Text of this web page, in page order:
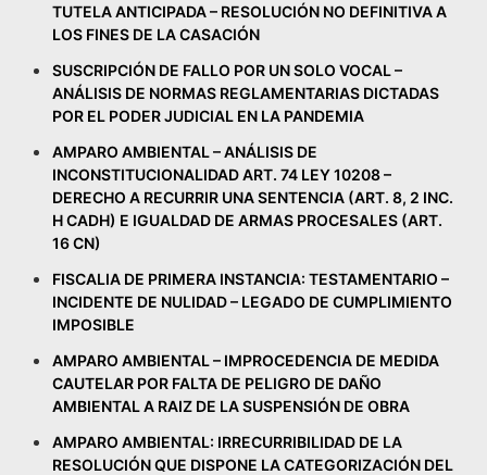
TUTELA ANTICIPADA – RESOLUCIÓN NO DEFINITIVA A
LOS FINES DE LA CASACIÓN
SUSCRIPCIÓN DE FALLO POR UN SOLO VOCAL –
ANÁLISIS DE NORMAS REGLAMENTARIAS DICTADAS
POR EL PODER JUDICIAL EN LA PANDEMIA
AMPARO AMBIENTAL – ANÁLISIS DE
INCONSTITUCIONALIDAD ART. 74 LEY 10208 –
DERECHO A RECURRIR UNA SENTENCIA (ART. 8, 2 INC.
H CADH) E IGUALDAD DE ARMAS PROCESALES (ART.
16 CN)
FISCALIA DE PRIMERA INSTANCIA: TESTAMENTARIO –
INCIDENTE DE NULIDAD – LEGADO DE CUMPLIMIENTO
IMPOSIBLE
AMPARO AMBIENTAL – IMPROCEDENCIA DE MEDIDA
CAUTELAR POR FALTA DE PELIGRO DE DAÑO
AMBIENTAL A RAIZ DE LA SUSPENSIÓN DE OBRA
AMPARO AMBIENTAL: IRRECURRIBILIDAD DE LA
RESOLUCIÓN QUE DISPONE LA CATEGORIZACIÓN DEL